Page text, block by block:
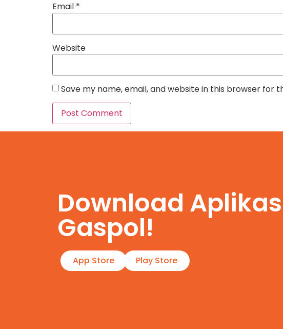
Email *
Website
Save my name, email, and website in this browser for
Download
Gaspol!
App Store Play Store